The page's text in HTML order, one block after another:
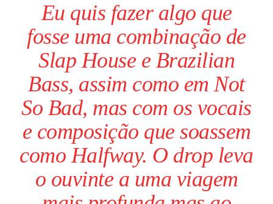
Eu quis fazer algo que
fosse uma combinação de
Slap Housee Brazilian
Bass, assim como em Not
So Bad, mas com os vocais
e composição que soassem
comoHalfway. O drop leva
o ouvinte a uma viagem